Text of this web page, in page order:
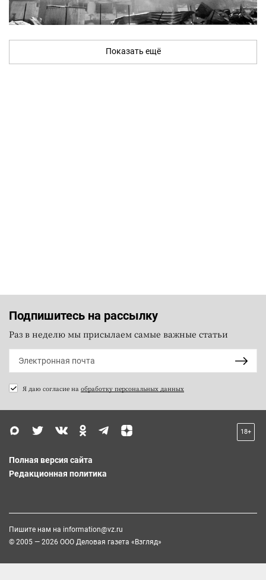
Показать ещё
Подпишитесь на рассылку
Раз в неделю мы присылаем самые важные статьи
Я даю согласие на обработку персональных данных
18+
Полная версия сайта
Редакционная политика
Пишите нам на information@vz.ru
© 2005 — 2026 ООО Деловая газета «Взгляд»